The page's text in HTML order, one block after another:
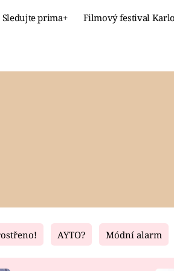
Sledujte prima+ Filmový festival
Living
AYTO? Módní alarm